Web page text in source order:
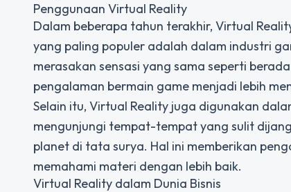
Penggunaan Virtual Reality
Dalam beberapa tahun terakhir, Virtual
yang paling populer adalah dalam industri
merasakan sensasi yang sama seperti
pengalaman bermain game menjadi lebih
Selain itu, Virtual Reality juga digunakan
mengunjungi tempat-tempat yang sulit
planet di tata surya. Hal ini memberikan
memahami materi dengan lebih baik.
Virtual Reality dalam Dunia Bisnis